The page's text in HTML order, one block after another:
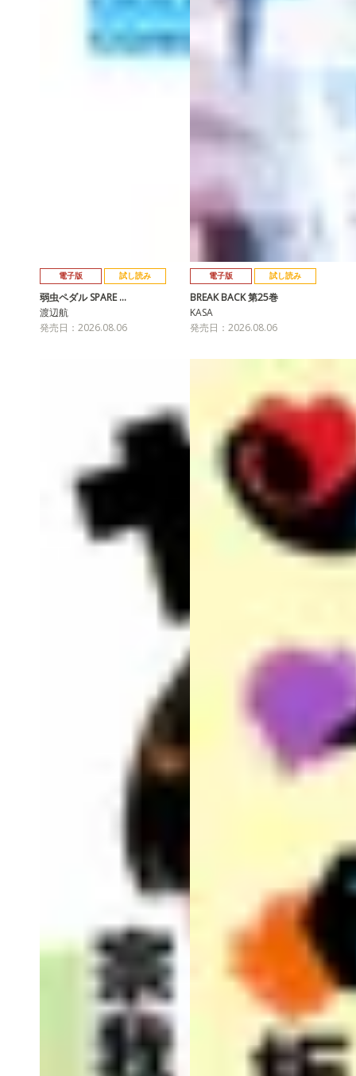
電子版 試し読み
弱虫ペダル SPARE …
渡辺航
発売日：2026.08.06
電子版 試し読み
BREAK BACK 第25巻
KASA
発売日：2026.08.06